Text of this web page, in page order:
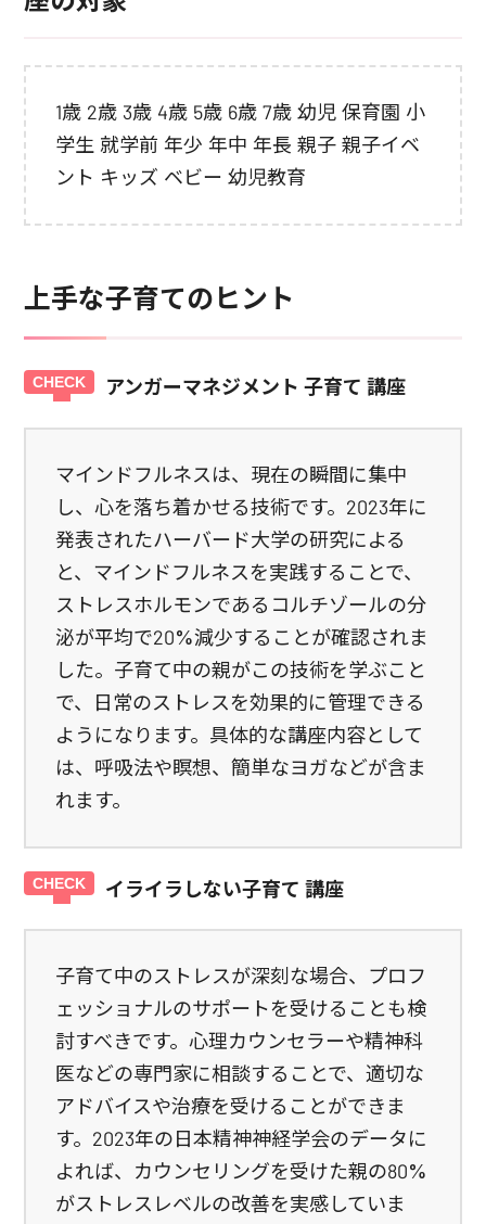
1歳 2歳 3歳 4歳 5歳 6歳 7歳 幼児 保育園 小
学生 就学前 年少 年中 年長 親子 親子イベ
ント キッズ ベビー 幼児教育
上手な子育てのヒント
アンガーマネジメント 子育て 講座
マインドフルネスは、現在の瞬間に集中
し、心を落ち着かせる技術です。2023年に
発表されたハーバード大学の研究による
と、マインドフルネスを実践することで、
ストレスホルモンであるコルチゾールの分
泌が平均で20%減少することが確認されま
した。子育て中の親がこの技術を学ぶこと
で、日常のストレスを効果的に管理できる
ようになります。具体的な講座内容として
は、呼吸法や瞑想、簡単なヨガなどが含ま
れます。
イライラしない子育て 講座
子育て中のストレスが深刻な場合、プロフ
ェッショナルのサポートを受けることも検
討すべきです。心理カウンセラーや精神科
医などの専門家に相談することで、適切な
アドバイスや治療を受けることができま
す。2023年の日本精神神経学会のデータに
よれば、カウンセリングを受けた親の80%
がストレスレベルの改善を実感していま